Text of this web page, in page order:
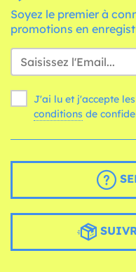
Soyez le premier à
promotions en
J'ai lu et j'accepte
conditions de